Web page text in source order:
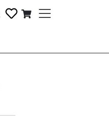
Über uns Social Media